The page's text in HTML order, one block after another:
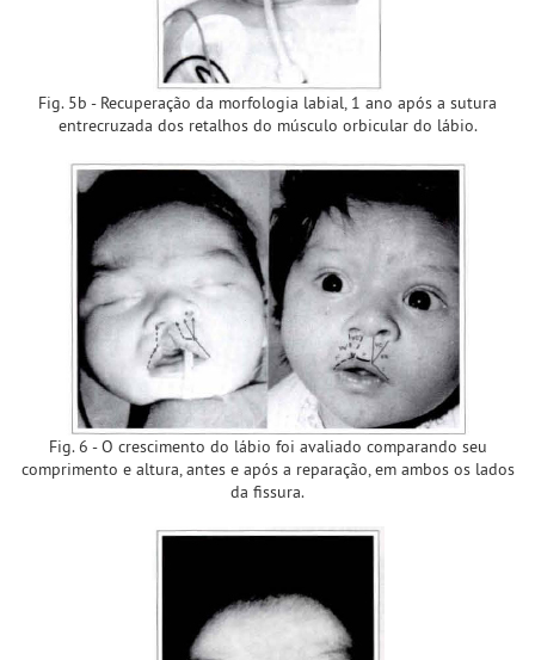
Fig. 5b - Recuperação da morfologia labial, 1 ano após a sutura
entrecruzada dos retalhos do músculo orbicular do lábio.
Fig. 6 - O crescimento do lábio foi avaliado comparando seu
comprimento e altura, antes e após a reparação, em ambos os lados
da fissura.